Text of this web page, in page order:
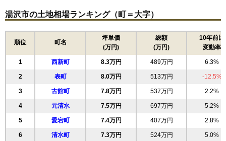
湯沢市の土地相場ランキング（町＝大字）
順位 町名
坪単価
(万円)
総額
(万円)
10年前比
変動率
1 西新町 8.3万円 489万円 6.3%
2 表町 8.0万円 513万円 -12.5%
3 古館町 7.8万円 537万円 2.2%
4 元清水 7.5万円 697万円 5.2%
5 愛宕町 7.4万円 407万円 2.8%
6 清水町 7.3万円 524万円 5.0%